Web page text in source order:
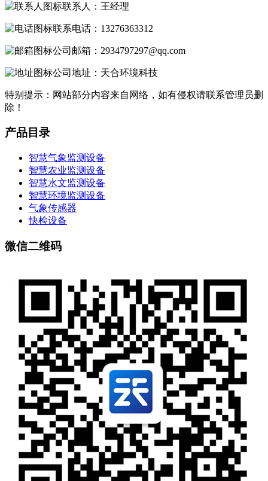
联系人：王经理
联系电话：13276363312
公司邮箱：2934797297@qq.com
公司地址：天合环境科技
特别提示：网站部分内容来自网络，如有侵权请联系管理员删
除！
产品目录
智慧气象监测设备
智慧农业监测设备
智慧水文监测设备
智慧环境监测设备
气象传感器
快检设备
微信二维码